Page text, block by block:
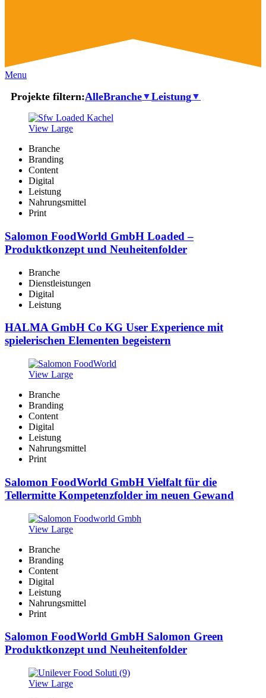
Menu
Projekte filtern:AlleBranche▼Leistung▼
View Large
Branche
Branding
Content
Digital
Leistung
Nahrungsmittel
Print
Salomon FoodWorld GmbH Loaded –
Produktkonzept und Neuheitenfolder
Branche
Dienstleistungen
Digital
Leistung
HALMA GmbH Co KG User Experience mit
spielerischen Elementen begeistern
View Large
Branche
Branding
Content
Digital
Leistung
Nahrungsmittel
Print
Salomon FoodWorld GmbH Vielfalt für die
Tellermitte Kompetenzfolder im neuen Gewand
View Large
Branche
Branding
Content
Digital
Leistung
Nahrungsmittel
Print
Salomon FoodWorld GmbH Salomon Green
Produktkonzept und Neuheitenfolder
View Large